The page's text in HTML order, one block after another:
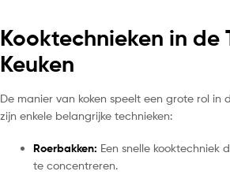
Kooktechnieken in de
Keuken
De manier van koken speelt een grote rol in
zijn enkele belangrijke technieken:
Roerbakken: Een snelle kooktechniek
te concentreren.